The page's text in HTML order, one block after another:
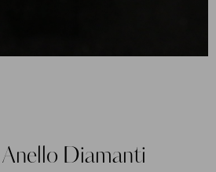
Anello Diamanti